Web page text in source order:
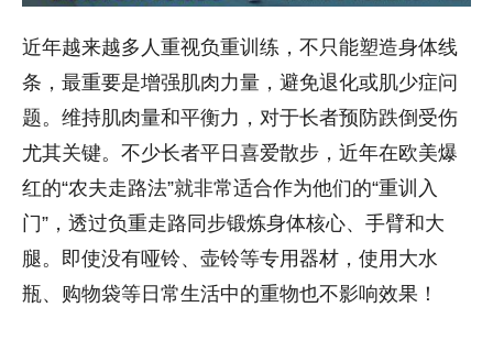
近年越来越多人重视负重训练，不只能塑造身体线
条，最重要是增强肌肉力量，避免退化或肌少症问
题。维持肌肉量和平衡力，对于长者预防跌倒受伤
尤其关键。不少长者平日喜爱散步，近年在欧美爆
红的“农夫走路法”就非常适合作为他们的“重训入
门”，透过负重走路同步锻炼身体核心、手臂和大
腿。即使没有哑铃、壶铃等专用器材，使用大水
瓶、购物袋等日常生活中的重物也不影响效果！